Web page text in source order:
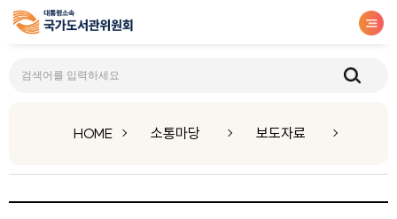
HOME 소통마당 보도자료